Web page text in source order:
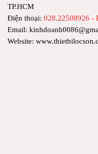
TP.HCM
Điện thoại: 028.22508926 -
Email:
Website: